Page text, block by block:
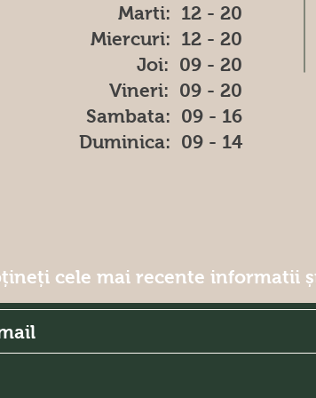
Marti: 12 - 20
Miercuri: 12 - 20
Joi: 09 - 20
Vineri: 09 - 20
​​Sambata: 09 - 16
​Duminica: 09 - 14
cele mai recente informatii